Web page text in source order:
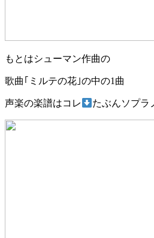
もとはシューマン作曲の
歌曲｢ミルテの花｣の中の1曲
声楽の楽譜はコレ たぶんソプラ